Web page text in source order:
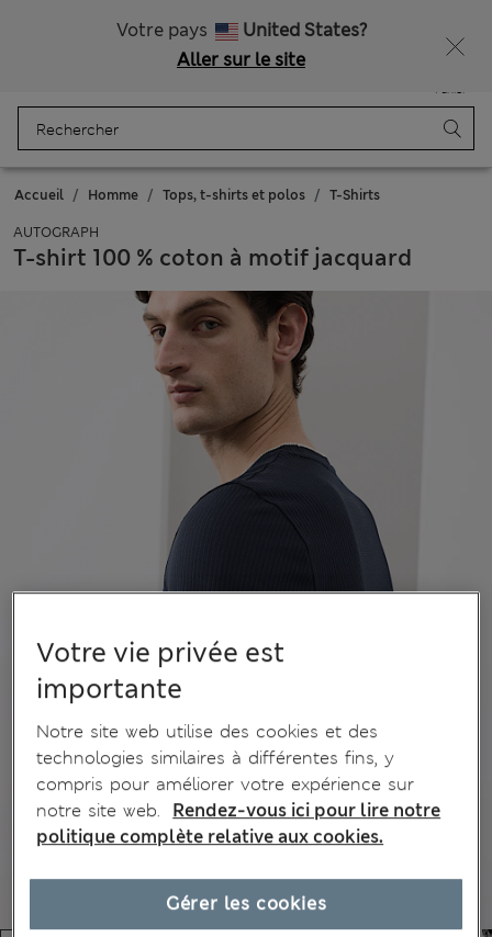
Votre pays
United States?
Aller sur le site
Panier
Accueil Homme Tops, t-shirts et polos T-Shirts
AUTOGRAPH
T-shirt 100 % coton à motif jacquard
Votre vie privée est
importante
Notre site web utilise des cookies et des
technologies similaires à différentes fins, y
compris pour améliorer votre expérience sur
notre site web.
Rendez-vous ici pour lire notre
politique complète relative aux cookies.
Gérer les cookies